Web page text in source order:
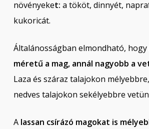
növényeket: a tököt, dinnyét,
kukoricát.
Általánosságban elmondható, hogy
méretű a mag, annál nagyobb a
Laza és száraz talajokon
nedves talajokon sekélyebbre
A lassan csírázó magokat is